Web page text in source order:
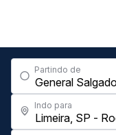
Partindo de
Indo para